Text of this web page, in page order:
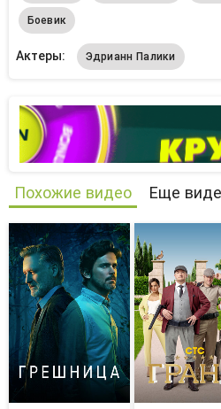
Боевик
Актеры: Эдрианн Палики
Похожие видео Еще